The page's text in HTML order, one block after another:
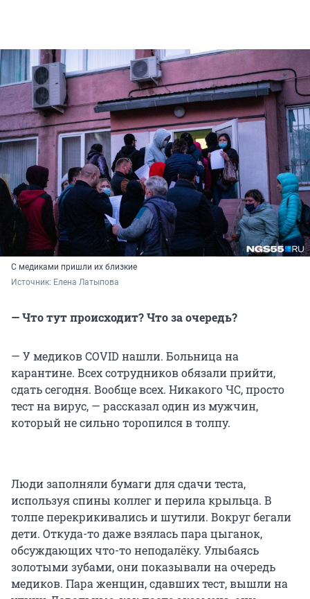
С медиками пришли их близкие
Источник: Елена Латыпова
— Что тут происходит? Что за очередь?
— У медиков COVID нашли. Больница на
карантине. Всех сотрудников обязали прийти,
сдать сегодня. Вообще всех. Никакого ЧС, просто
тест на вирус, — рассказал один из мужчин,
который не сильно торопился в толпу.
Люди заполняли бумаги для сдачи теста,
используя спины коллег и перила крыльца. В
толпе перекрикивались и шутили. Вокруг бегали
дети. Откуда-то даже взялась пара цыганок,
обсуждающих что-то неподалёку. Улыбаясь
золотыми зубами, они показывали на очередь
медиков. Пара женщин, сдавших тест, вышли на